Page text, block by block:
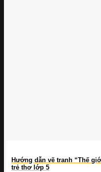
Hướng dẫn vẽ tranh “Thế
trẻ thơ lớp 5